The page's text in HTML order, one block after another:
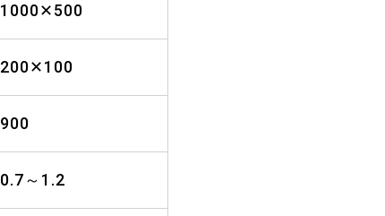
1000✕500
200✕100
900
0.7～1.2